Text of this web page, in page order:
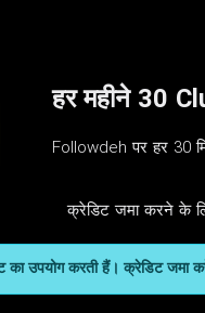
हर महीने 30
Followdeh पर हर 30
क्रेडिट जमा करने के
का उपयोग करती हैं। क्रेडिट